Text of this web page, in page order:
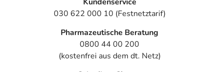
030 622 000 10 (Festnetztarif)
Pharmazeutische Beratung
0800 44 00 200
(kostenfrei aus dem dt. Netz)